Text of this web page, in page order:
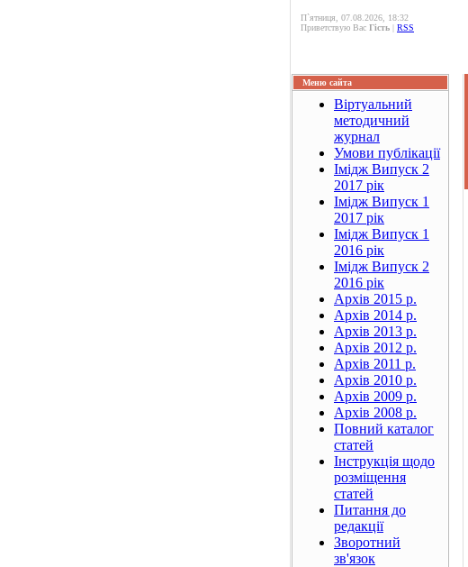
П`ятниця, 07.08.2026, 18:32
Приветствую Вас Гість | RSS
Меню сайта
Віртуальний
методичний
журнал
Умови публікації
Імідж Випуск 2
2017 рік
Імідж Випуск 1
2017 рік
Імідж Випуск 1
2016 рік
Імідж Випуск 2
2016 рік
Архів 2015 р.
Архів 2014 р.
Архів 2013 р.
Архів 2012 р.
Архів 2011 р.
Архів 2010 р.
Архів 2009 р.
Архів 2008 р.
Повний каталог
статей
Інструкція щодо
розміщення
статей
Питання до
редакції
Зворотний
зв'язок